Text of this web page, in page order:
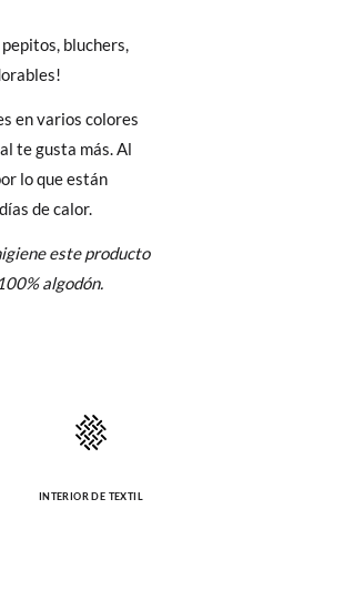
bluchers,
en varios colores
te gusta más. Al
lo que están
de calor.
este producto
algodón.
puedes por muy
los zapatos que
de nuestra web
otra
6
107-118cm
INTERIOR DE TEXTIL